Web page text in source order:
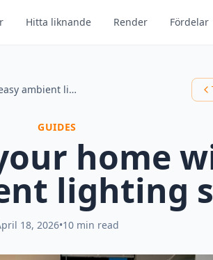
Hitta liknande Render Fördelar
Transform your home with an easy ambient lighting setup
GUIDES
home
lighting
18, 2026•10 min read